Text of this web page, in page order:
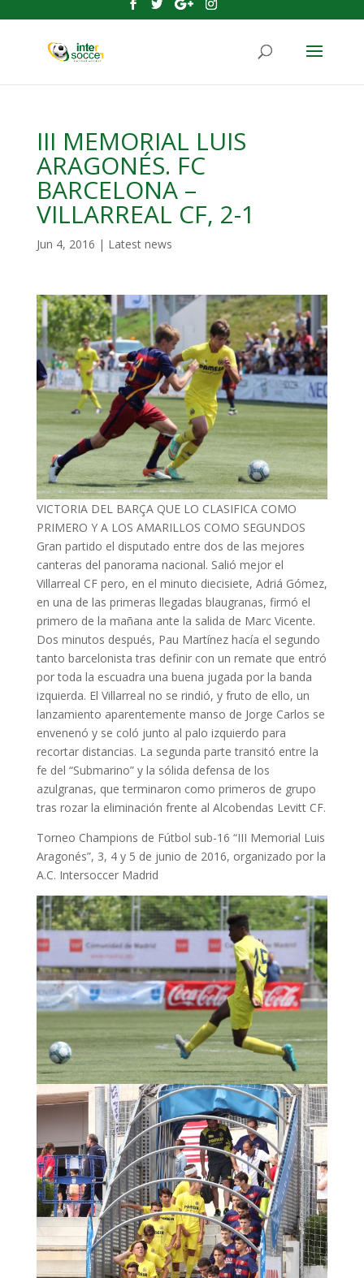
III MEMORIAL LUIS
ARAGONÉS. FC
BARCELONA –
VILLARREAL CF, 2-1
Jun 4, 2016 | Latest news
VICTORIA DEL BARÇA QUE LO CLASIFICA COMO
PRIMERO Y A LOS AMARILLOS COMO SEGUNDOS
Gran partido el disputado entre dos de las mejores
canteras del panorama nacional. Salió mejor el
Villarreal CF pero, en el minuto diecisiete, Adriá Gómez,
en una de las primeras llegadas blaugranas, firmó el
primero de la mañana ante la salida de Marc Vicente.
Dos minutos después, Pau Martínez hacía el segundo
tanto barcelonista tras definir con un remate que entró
por toda la escuadra una buena jugada por la banda
izquierda. El Villarreal no se rindió, y fruto de ello, un
lanzamiento aparentemente manso de Jorge Carlos se
envenenó y se coló junto al palo izquierdo para
recortar distancias. La segunda parte transitó entre la
fe del “Submarino” y la sólida defensa de los
azulgranas, que terminaron como primeros de grupo
tras rozar la eliminación frente al Alcobendas Levitt CF.
Torneo Champions de Fútbol sub-16 “III Memorial Luis
Aragonés”, 3, 4 y 5 de junio de 2016, organizado por la
A.C. Intersoccer Madrid